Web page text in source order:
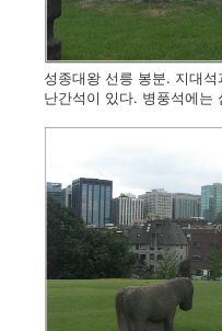
성종대왕 선릉 봉분. 지대
난간석이 있다. 병풍석에는